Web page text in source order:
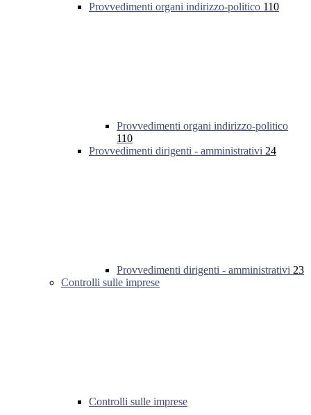
Provvedimenti organi indirizzo-politico 110
Provvedimenti organi indirizzo-politico
110
Provvedimenti dirigenti - amministrativi 24
Provvedimenti dirigenti - amministrativi 23
Controlli sulle imprese
Controlli sulle imprese